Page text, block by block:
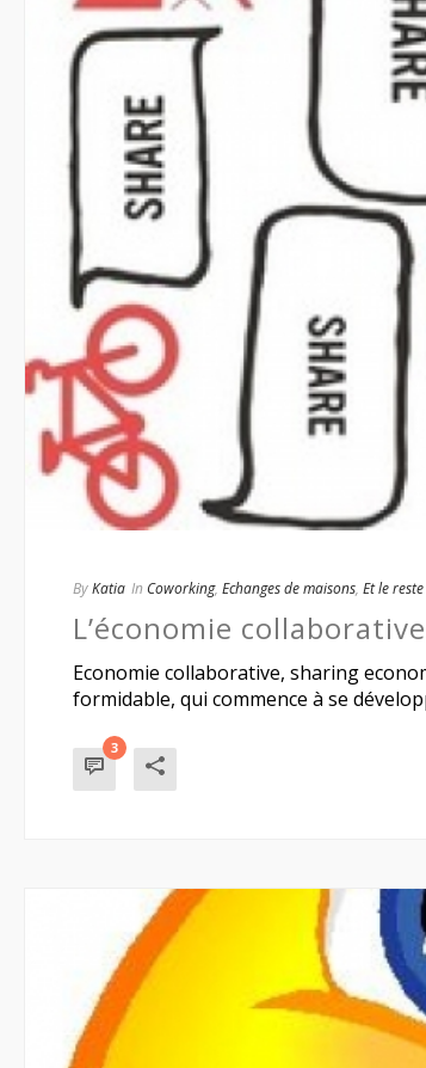
ByKatia In Coworking, Echanges de maisons, Et le reste
L’économie
Economie collaborative, sharing
formidable, qui commence à se
3